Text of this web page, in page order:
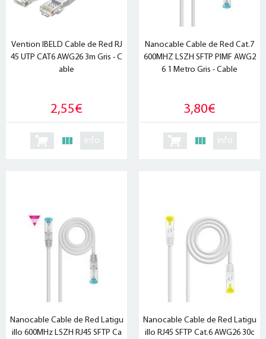
Vention IBELD Cable de Red RJ
45 UTP CAT6 AWG26 3m Gris - C
able
2,55€
info
Nanocable Cable de Red Cat.7
600MHZ LSZH SFTP PIMF AWG2
6 1 Metro Gris - Cable
3,80€
info
Nanocable Cable de Red Latigu
illo 600MHz LSZH RJ45 SFTP Ca
Nanocable Cable de Red Latigu
illo RJ45 SFTP Cat.6 AWG26 30c